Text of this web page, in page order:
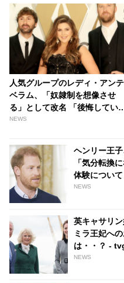
人気グループのレディ・アンテ
ベラム、「奴隷制を想像させ
る」として改名 「後悔してい
て、恥ずかしい思いです」 |
NEWS
ヘンリー王
「気分転換
体験につい
NEWS
英キャサリ
ミラ王妃へ
は・・？ -
NEWS